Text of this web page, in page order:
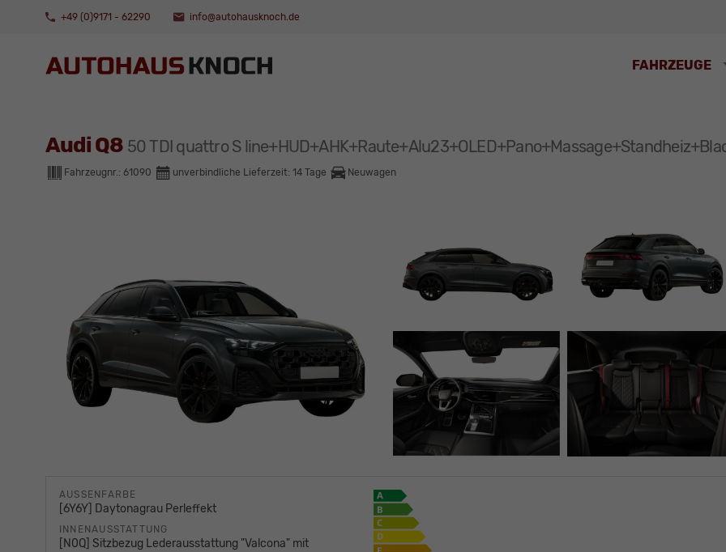
+49 (0)9171 - 62290 info@autohausknoch.de
FAHRZEUGE
Audi Q8 50 TDI quattro S
Fahrzeugnr.: 61090 unverbindliche Lieferzeit: 14 Tage Neuwagen
AUSSENFARBE
[6Y6Y] Daytonagrau Perleffekt
INNENAUSSTATTUNG
[N0Q] Sitzbezug Lederausstattung "Valcona" mit